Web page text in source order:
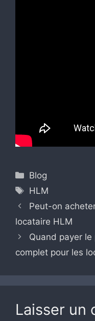
Catégories
Blog
Étiquettes
HLM
Peut-on
locataire HLM
Quand payer
complet pour les
Laisser un